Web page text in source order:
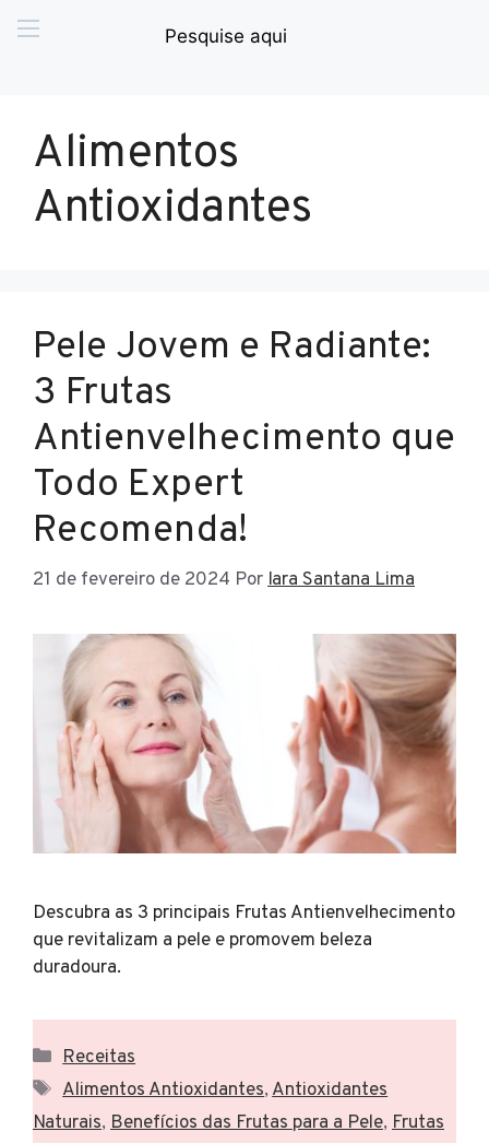
Alimentos
Antioxidantes
Pele Jovem e Radiante:
3 Frutas
Antienvelhecimento que
Todo Expert
Recomenda!
21 de fevereiro de 2024 PorIara Santana Lima
Descubra as 3 principais Frutas Antienvelhecimento
que revitalizam a pele e promovem beleza
duradoura.
Categorias
Receitas
Tags
Alimentos Antioxidantes,Antioxidantes
Naturais, Benefícios das Frutas para a Pele, Frutas